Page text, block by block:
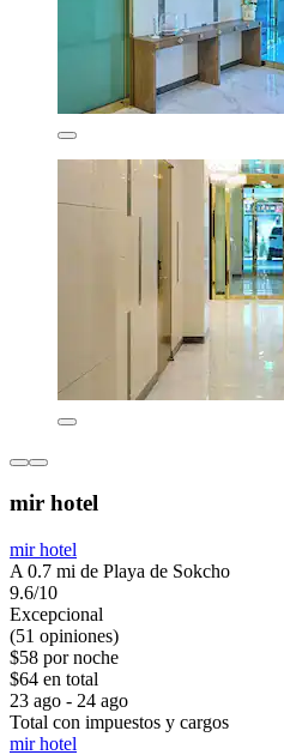
mir hotel
mir hotel
A 0.7 mi de Playa de Sokcho
9.6/10
Excepcional
(51 opiniones)
$58 por noche
$64 en total
23 ago - 24 ago
Total con impuestos y cargos
mir hotel